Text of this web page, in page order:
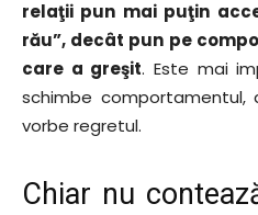
relaţii pun mai puţin
rău”, decât pun pe
care a greşit. Este mai
schimbe
vorbe regretul.
Chiar nu